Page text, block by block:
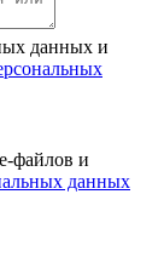
данных и
файлов и
данных